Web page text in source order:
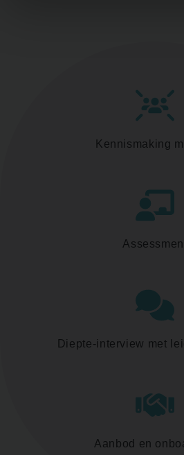
Kennismaking
Diepte-interview met
Aanbod en